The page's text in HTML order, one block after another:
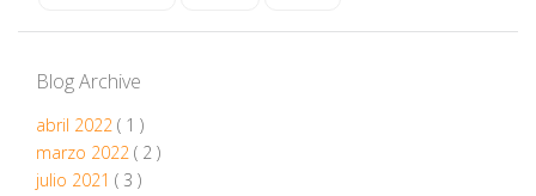
Blog Archive
abril 2022 ( 1 )
marzo 2022 ( 2 )
julio 2021 ( 3 )